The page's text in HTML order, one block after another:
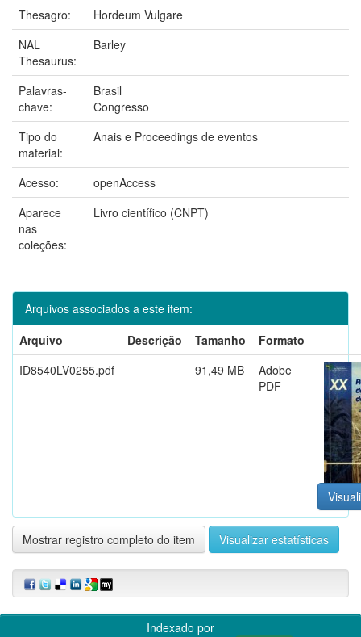
Thesagro:
Hordeum Vulgare
NAL
Thesaurus:
Barley
Palavras-
chave:
Brasil
Congresso
Tipo do
material:
Anais e Proceedings de eventos
Acesso:
openAccess
Aparece
nas
coleções:
Livro científico (CNPT)
Arquivos associados a este item:
Arquivo
Descrição Tamanho
Formato
ID8540LV0255.pdf
91,49 MB
Adobe
PDF
Mostrar registro completo do item Visualizar estatísticas
Indexado por